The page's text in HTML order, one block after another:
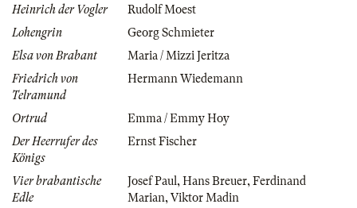
Heinrich der Vogler
Rudolf Moest
Lohengrin
Georg Schmieter
Elsa von Brabant
Maria / Mizzi Jeritza
Friedrich von
Telramund
Hermann Wiedemann
Ortrud
Emma / Emmy Hoy
Der Heerrufer des
Königs
Ernst Fischer
Vier brabantische
Edle
Josef Paul,Hans Breuer,Ferdinand
Marian,Viktor Madin